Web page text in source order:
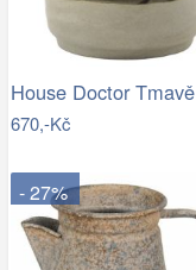
670,-Kč
- 27%